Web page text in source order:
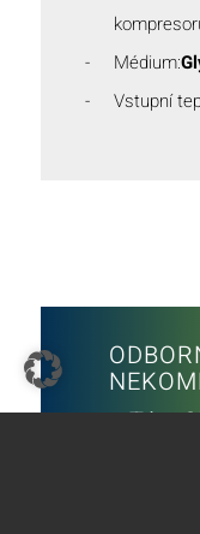
Médium:
Vstupní
Tým